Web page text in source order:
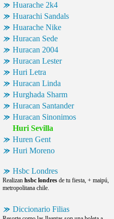
Huarache 2k4
Huarachi Sandals
Huarache Nike
Huracan Sede
Huracan 2004
Huracan Lester
Huri Letra
Huracan Linda
Hurghada Sharm
Huracan Santander
Huracan Sinonimos
Huri Sevilla
Huren Gent
Huri Moreno
Hsbc Londres
Realizan hsbc londres de tu fiesta, + maipú,
metropolitana chile.
Diccionario Filias